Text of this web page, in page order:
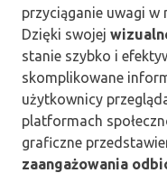
przyciąganie uwagi w
Dzięki swojej
stanie szybko i
skomplikowane
użytkownicy
platformach
graficzne
zaangażowania